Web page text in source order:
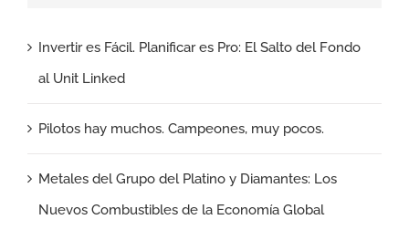
Invertir es Fácil. Planificar es Pro: El Salto del Fondo
al Unit Linked
Pilotos hay muchos. Campeones, muy pocos.
Metales del Grupo del Platino y Diamantes: Los
Nuevos Combustibles de la Economía Global